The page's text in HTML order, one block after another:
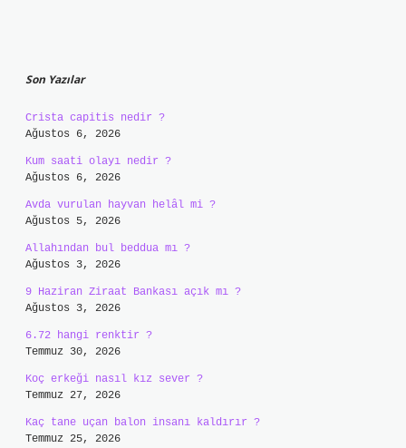
Son Yazılar
Crista capitis nedir ?
Ağustos 6, 2026
Kum saati olayı nedir ?
Ağustos 6, 2026
Avda vurulan hayvan helâl mi ?
Ağustos 5, 2026
Allahından bul beddua mı ?
Ağustos 3, 2026
9 Haziran Ziraat Bankası açık mı ?
Ağustos 3, 2026
6.72 hangi renktir ?
Temmuz 30, 2026
Koç erkeği nasıl kız sever ?
Temmuz 27, 2026
Kaç tane uçan balon insanı kaldırır ?
Temmuz 25, 2026